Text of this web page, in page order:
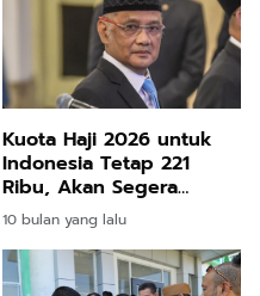
Kuota Haji 2026 untuk
Indonesia Tetap 221
Ribu, Akan Segera
Dibagi ke Provinsi
10 bulan yang lalu